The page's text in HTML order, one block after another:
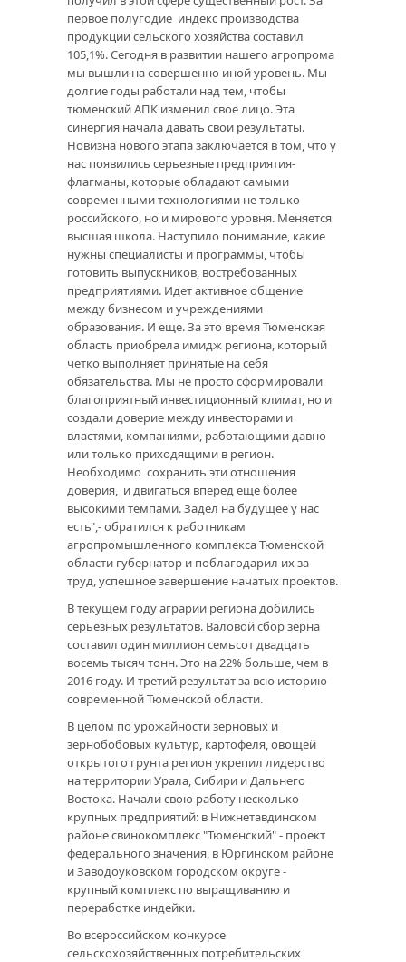
первое полугодие индекс производства
продукции сельского хозяйства составил
105,1%. Сегодня в развитии нашего агропрома
мы вышли на совершенно иной уровень. Мы
долгие годы работали над тем, чтобы
тюменский АПК изменил свое лицо. Эта
синергия начала давать свои результаты.
Новизна нового этапа заключается в том, что у
нас появились серьезные предприятия-
флагманы, которые обладают самыми
современными технологиями не только
российского, но и мирового уровня. Меняется
высшая школа. Наступило понимание, какие
нужны специалисты и программы, чтобы
готовить выпускников, востребованных
предприятиями. Идет активное общение
между бизнесом и учреждениями
образования. И еще. За это время Тюменская
область приобрела имидж региона, который
четко выполняет принятые на себя
обязательства. Мы не просто сформировали
благоприятный инвестиционный климат, но и
создали доверие между инвесторами и
властями, компаниями, работающими давно
или только приходящими в регион.
Необходимо сохранить эти отношения
доверия, и двигаться вперед еще более
высокими темпами. Задел на будущее у нас
есть",- обратился к работникам
агропромышленного комплекса Тюменской
области губернатор и поблагодарил их за
труд, успешное завершение начатых проектов.
В текущем году аграрии региона добились
серьезных результатов. Валовой сбор зерна
составил один миллион семьсот двадцать
восемь тысяч тонн. Это на 22% больше, чем в
2016 году. И третий результат за всю историю
современной Тюменской области.
В целом по урожайности зерновых и
зернобобовых культур, картофеля, овощей
открытого грунта регион укрепил лидерство
на территории Урала, Сибири и Дальнего
Востока. Начали свою работу несколько
крупных предприятий: в Нижнетавдинском
районе свинокомплекс "Тюменский" - проект
федерального значения, в Юргинском районе
и Заводоуковском городском округе -
крупный комплекс по выращиванию и
переработке индейки.
Во всероссийском конкурсе
сельскохозяйственных потребительских